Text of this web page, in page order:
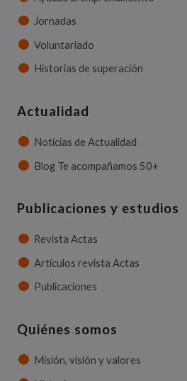
Jornadas
Voluntariado
Historias de superación
Actualidad
Noticias de Actualidad
Blog Te acompañamos 50+
Publicaciones y estudios
Revista Actas
Artículos revista Actas
Publicaciones
Quiénes somos
Misión, visión y valores